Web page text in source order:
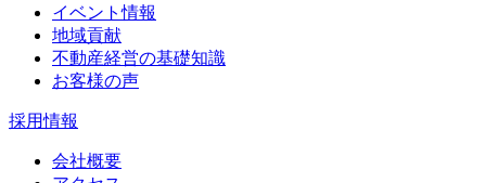
イベント情報
地域貢献
不動産経営の基礎知識
お客様の声
採用情報
会社概要